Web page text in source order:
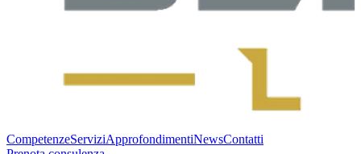
CompetenzeServiziApprofondimentiNewsContatti